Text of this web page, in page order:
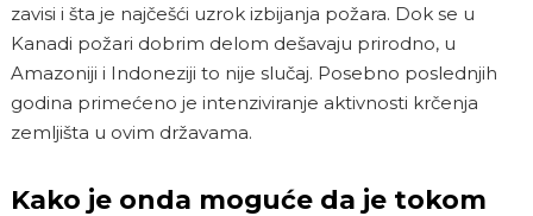
zavisi i šta je najčešći uzrok izbijanja požara. Dok se u
Kanadi požari dobrim delom dešavaju prirodno, u
Amazoniji i Indoneziji to nije slučaj. Posebno poslednjih
godina primećeno je intenziviranje aktivnosti krčenja
zemljišta u ovim državama.
Kako je onda moguće da je tokom